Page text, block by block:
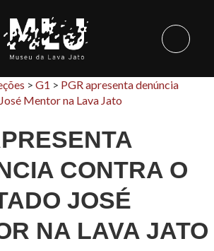
> G1 > PGR apresenta denúncia
Mentor na Lava Jato
CONTRA O
JOSÉ
NA LAVA JATO